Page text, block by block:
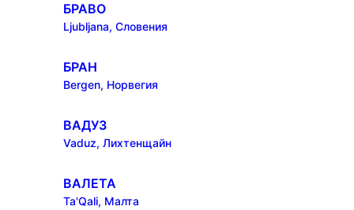
БРАВО
Ljubljana, Словения
БРАН
Bergen, Норвегия
ВАДУЗ
Vaduz, Лихтенщайн
ВАЛЕТА
Ta'Qali, Малта